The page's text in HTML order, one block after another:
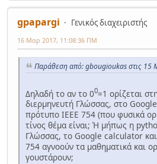
gpapargi
Γενικός διαχειριστής
16 Μαρ 2017, 11:08:36 ΠΜ
Παράθεση από: gbougioukas στις
Δηλαδή το αν το 00=1 ορίζεται
διερμηνευτή Γλώσσας, στο
πρότυπο IEEE 754 (που φυσικά
τίνος θέμα είναι; Ή μήπως η
Γλώσσας, το Google calculator
754 αγνοούν τα μαθηματικά και
γουστάρουν;